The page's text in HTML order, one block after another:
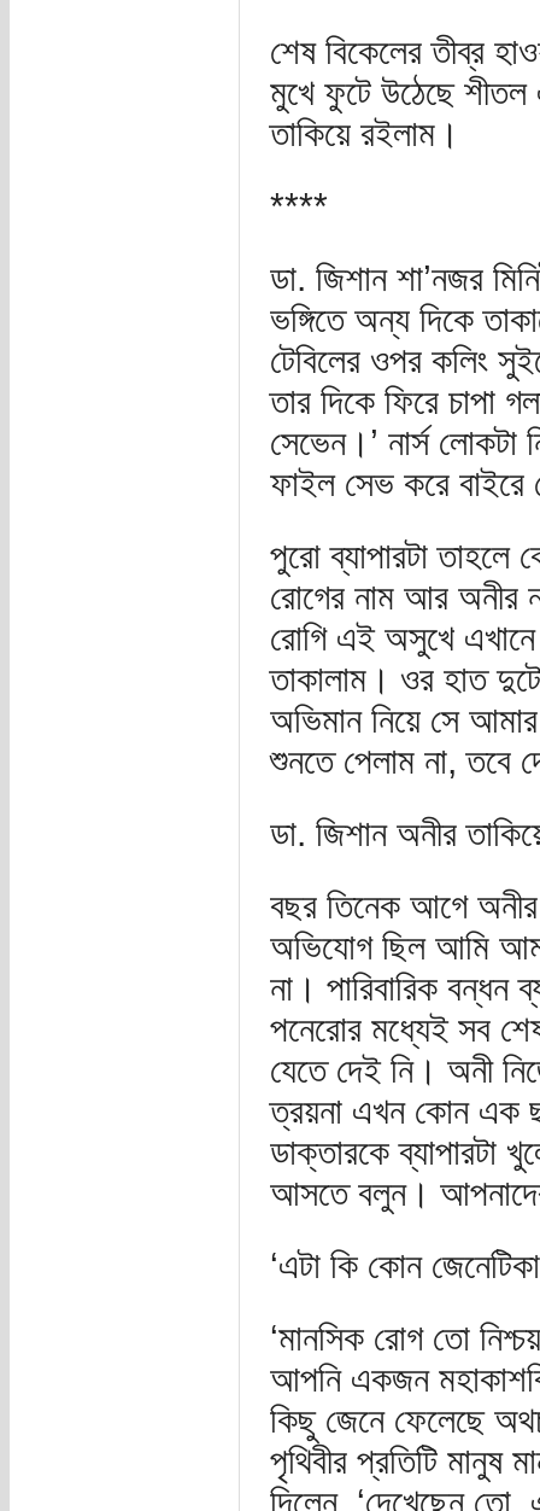
শেষ বিকেলের তীব্র
মুখে ফুটে উঠেছে
তাকিয়ে রইলাম।
****
ডা. জিশান শা’নজর
ভঙ্গিতে অন্য দিকে
টেবিলের ওপর কলিং
তার দিকে ফিরে চাপা
সেভেন।’ নার্স লোকটা
ফাইল সেভ করে বাইরে
পুরো ব্যাপারটা
রোগের নাম আর অনীর
রোগি এই অসুখে এখানে
তাকালাম। ওর হাত দুটো
অভিমান নিয়ে সে
শুনতে পেলাম না, তবে
ডা. জিশান অনীর
বছর তিনেক আগে অনীর
অভিযোগ ছিল আমি
না। পারিবারিক
পনেরোর মধ্যেই সব
যেতে দেই নি। অনী
ত্রয়না এখন কোন এক
ডাক্তারকে ব্যাপারটা
আসতে বলুন।
‘এটা কি কোন
‘মানসিক রোগ তো
আপনি একজন
কিছু জেনে ফেলেছে
পৃথিবীর প্রতিটি মানুষ
দিলেন, ‘দেখেছেন তো,